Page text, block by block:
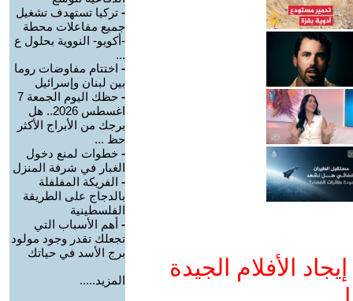
الأفلام الجيدة
- تركيا تستهدف تشغيل
جميع مفاعلات محطة
-أكويو- النووية بحلول ع
...
- اختتام مفاوضات روما
بين لبنان وإسرائيل
-
حظك اليوم الجمعة 7
اغسطس 2026.. هل
برجك من الأبراج الأكثر
حظ ...
- خطوات لمنع دخول
الغبار في شرفة المنزل
- الفريكة المفلفلة
بالدجاج على الطريقة
الفلسطينية
- أهم الأسباب التي
تجعلك تقدر وجود مولود
برج الأسد في حياتك
المزيد.....